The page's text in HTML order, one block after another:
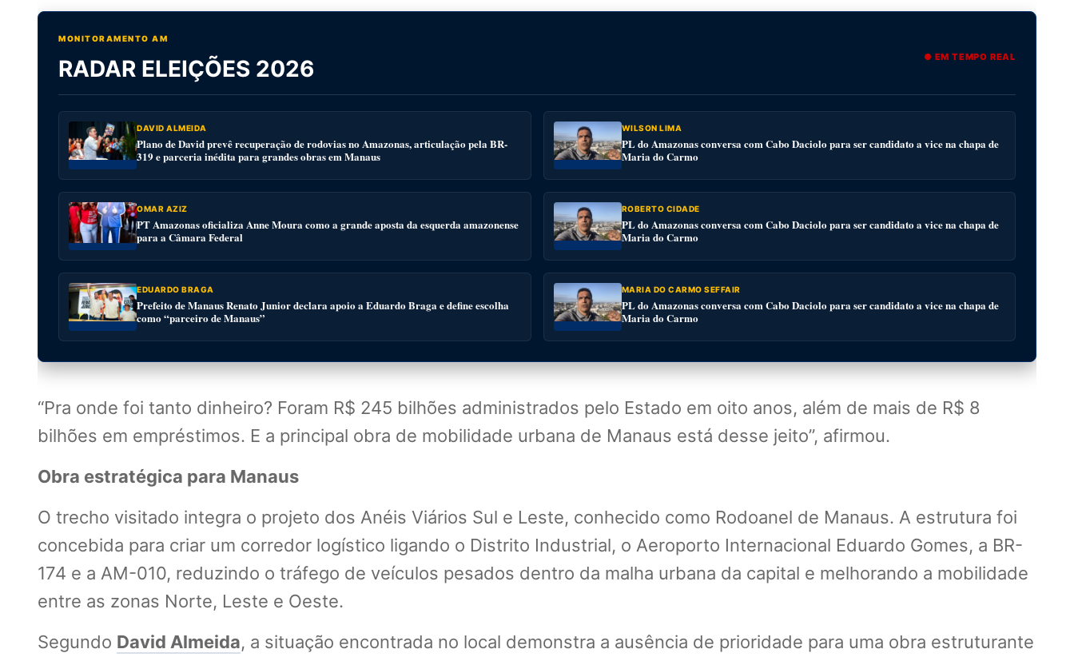
MONITORAMENTO AM
RADAR ELEIÇÕES 2026 ● EM TEMPO REAL
DAVID ALMEIDA
Plano de David prevê recuperação de rodovias no Amazonas, articulação pela BR-
319 e parceria inédita para grandes obras em Manaus
WILSON LIMA
PL do Amazonas conversa com Cabo Daciolo para ser candidato a vice na chapa de
Maria do Carmo
OMAR AZIZ
PT Amazonas oficializa Anne Moura como a grande aposta da esquerda amazonense
para a Câmara Federal
ROBERTO CIDADE
PL do Amazonas conversa com Cabo Daciolo para ser candidato a vice na chapa de
Maria do Carmo
EDUARDO BRAGA
Prefeito de Manaus Renato Junior declara apoio a Eduardo Braga e define escolha
como “parceiro de Manaus”
MARIA DO CARMO SEFFAIR
PL do Amazonas conversa com Cabo Daciolo para ser candidato a vice na chapa de
Maria do Carmo
“Pra onde foi tanto dinheiro? Foram R$ 245 bilhões administrados pelo Estado em oito anos, além de mais de R$ 8
bilhões em empréstimos. E a principal obra de mobilidade urbana de Manaus está desse jeito”, afirmou.
Obra estratégica para Manaus
O trecho visitado integra o projeto dos Anéis Viários Sul e Leste, conhecido como Rodoanel de Manaus. A estrutura foi
concebida para criar um corredor logístico ligando o Distrito Industrial, o Aeroporto Internacional Eduardo Gomes, a BR-
174 e a AM-010, reduzindo o tráfego de veículos pesados dentro da malha urbana da capital e melhorando a mobilidade
entre as zonas Norte, Leste e Oeste.
Segundo David Almeida, a situação encontrada no local demonstra a ausência de prioridade para uma obra estruturante